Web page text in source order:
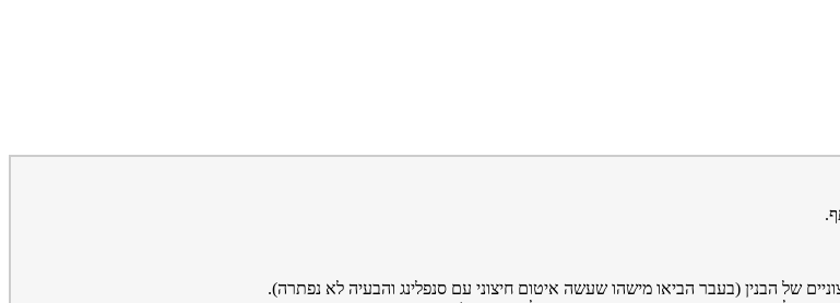
של הבנין (בעבר הביאו מישהו שעשה איטום חיצוני עם סנפלינג והבעיה לא נפתרה).